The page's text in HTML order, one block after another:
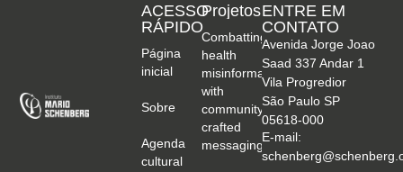
Projetos
Combatting
health
misinformation
with
community-
crafted
messaging
ACESSO
RÁPIDO
Página
inicial
Sobre
Agenda
cultural
ENTRE EM
CONTATO
Avenida Jorge Joao
Saad 337 Andar 1
Vila Progredior
São Paulo SP
05618-000
E-mail: